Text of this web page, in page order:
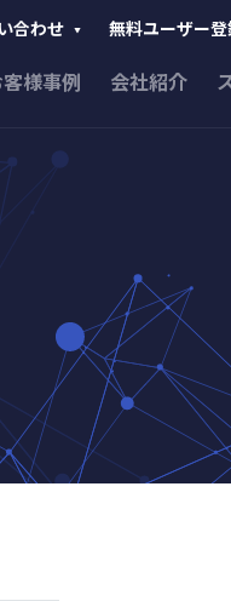
合わせ 無料ユーザー登
様事例 会社紹介